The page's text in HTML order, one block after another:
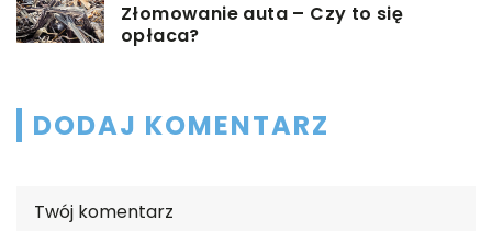
Złomowanie auta – Czy to się
opłaca?
DODAJ KOMENTARZ